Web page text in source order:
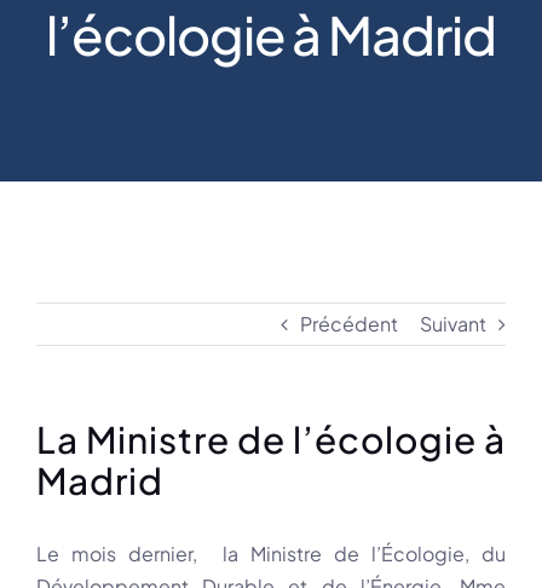
l’écologie à Madrid
Précédent Suivant
La Ministre de l’écologie à
Madrid
Le mois dernier, la Ministre de l’Écologie, du